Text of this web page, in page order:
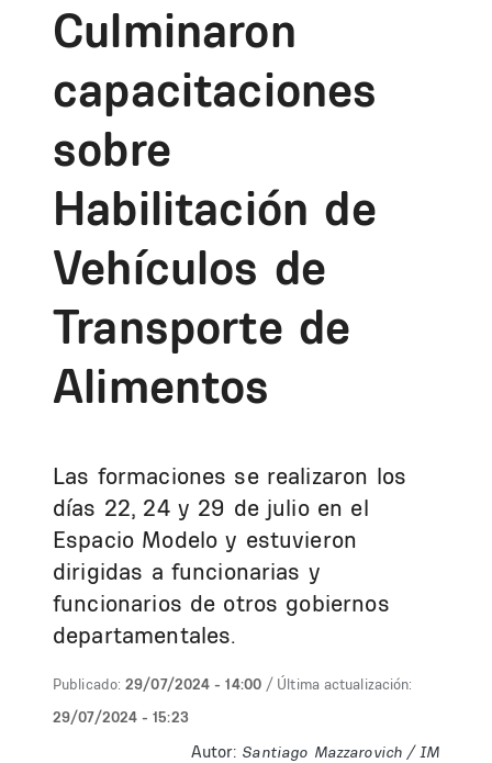
Culminaron
capacitaciones
sobre
Habilitación de
Vehículos de
Transporte de
Alimentos
Las formaciones se realizaron los
días 22, 24 y 29 de julio en el
Espacio Modelo y estuvieron
dirigidas a funcionarias y
funcionarios de otros gobiernos
departamentales.
Publicado: 29/07/2024 - 14:00 / Última actualización:
29/07/2024 - 15:23
Autor: Santiago Mazzarovich / IM